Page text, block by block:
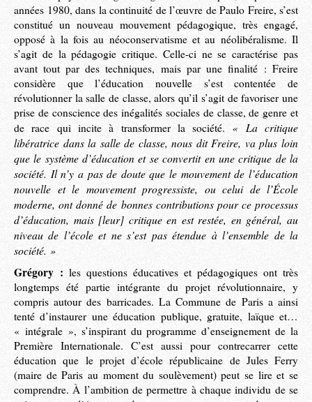
années 1980, dans la continuité de l’œuvre de Paulo Freire, s’est
constitué un nouveau mouvement pédagogique, très engagé,
opposé à la fois au néoconservatisme et au néolibéralisme. Il
s’agit de la pédagogie critique. Celle-ci ne se caractérise pas
avant tout par des techniques, mais par une finalité : Freire
considère que l’éducation nouvelle s’est contentée de
révolutionner la salle de classe, alors qu’il s’agit de favoriser une
prise de conscience des inégalités sociales de classe, de genre et
de race qui incite à transformer la société.« La critique
libératrice dans la salle de classe, nous dit Freire, va plus loin
que le système d’éducation et se convertit en une critique de la
société. Il n’y a pas de doute que le mouvement de l’éducation
nouvelle et le mouvement progressiste, ou celui de l’École
moderne, ont donné de bonnes contributions pour ce processus
d’éducation, mais [leur] critique en est restée, en général, au
niveau de l’école et ne s’est pas étendue à l’ensemble de la
société. »
Grégory :les questions éducatives et pédagogiques ont très
longtemps été partie intégrante du projet révolutionnaire, y
compris autour des barricades. La Commune de Paris a ainsi
tenté d’instaurer une éducation publique, gratuite, laïque et…
« intégrale », s’inspirant du programme d’enseignement de la
Première Internationale. C’est aussi pour contrecarrer cette
éducation que le projet d’école républicaine de Jules Ferry
(maire de Paris au moment du soulèvement) peut se lire et se
comprendre. À l’ambition de permettre à chaque individu de se